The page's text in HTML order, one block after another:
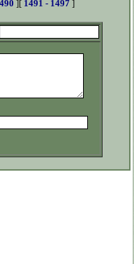
][ 1491 - 1497]